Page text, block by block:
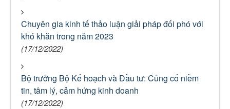
Chuyên gia kinh tế thảo luận giải pháp đối phó với
khó khăn trong năm 2023
(17/12/2022)
Bộ trưởng Bộ Kế hoạch và Đầu tư: Củng cố niềm
tin, tâm lý, cảm hứng kinh doanh
(17/12/2022)